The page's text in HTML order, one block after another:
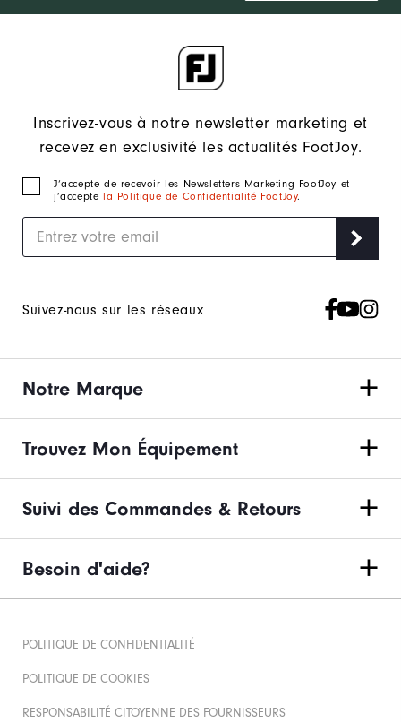
Inscrivez-vous à notre newsletter marketing et
recevez en exclusivité les actualités FootJoy.
J‘accepte de recevoir les Newsletters Marketing FootJoy et
j’accepte la Politique de Confidentialité FootJoy.
Suivez-nous sur les réseaux
Notre Marque
Trouvez Mon Équipement
Suivi des Commandes & Retours
Besoin d'aide?
POLITIQUE DE CONFIDENTIALITÉ
POLITIQUE DE COOKIES
RESPONSABILITÉ CITOYENNE DES FOURNISSEURS